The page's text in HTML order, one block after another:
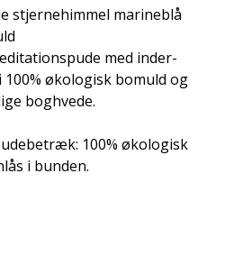
stjernehimmel marineblå
med inder-
økologisk bomuld og
boghvede.
100% økologisk
i bunden.